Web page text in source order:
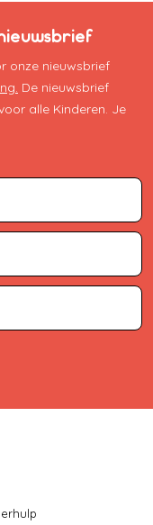
onze nieuwsbrief
De nieuwsbrief
alle Kinderen. Je